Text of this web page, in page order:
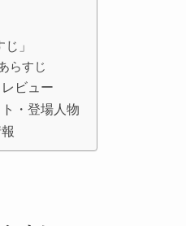
」
らすじ
ビュー
・登場人物